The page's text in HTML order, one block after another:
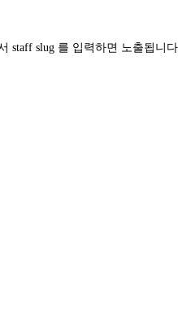
staff slug 를 입력하면 노출됩니